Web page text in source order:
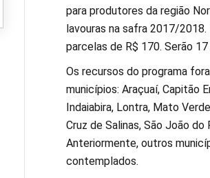
para produtores da região
lavouras na safra 2017/
parcelas de R$ 170. Serão
Os recursos do programa
municípios: Araçuaí, Capitão
Indaiabira, Lontra, Mato
Cruz de Salinas, São João do
Anteriormente, outros
contemplados.